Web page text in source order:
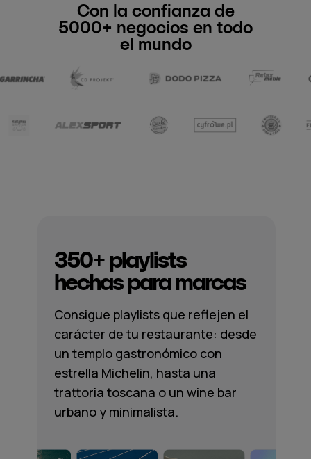
Con la confianza de
5000+ negocios en todo
el mundo
350+ playlists
hechas para marcas
Consigue playlists que reflejen el
carácter de tu restaurante: desde
un templo gastronómico con
estrella Michelin, hasta una
trattoria toscana o un wine bar
urbano y minimalista.